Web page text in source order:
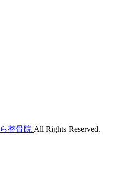
整骨院 All Rights Reserved.